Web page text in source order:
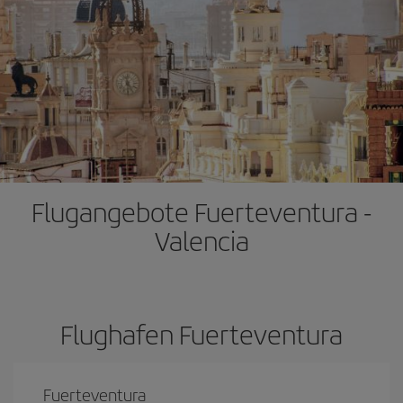
Flugangebote Fuerteventura -
Valencia
Flughafen Fuerteventura
Fuerteventura